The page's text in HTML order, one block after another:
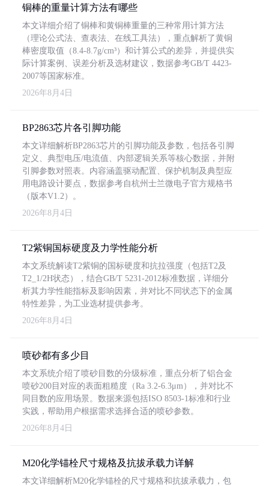
铜棒的重量计算方法有哪些
本文详细介绍了铜棒和黄铜棒重量的三种常用计算方法
（理论公式法、查表法、在线工具法），重点解析了黄铜
棒密度取值（8.4-8.7g/cm³）和计算公式的差异，并提供实
际计算案例、误差分析及选材建议，数据参考GB/T 4423-
2007等国家标准。
2026年8月4日
BP2863芯片各引脚功能
本文详细解析BP2863芯片的引脚功能及参数，包括各引脚
定义、典型电压/电流值、内部逻辑关系等核心数据，并附
引脚参数对照表。内容涵盖驱动配置、保护机制及典型应
用电路设计要点，数据参考自杭州士兰微电子官方规格书
（版本V1.2）。
2026年8月4日
T2紫铜国标硬度及力学性能分析
本文系统解读T2紫铜的国标硬度和抗拉强度（包括T2及
T2_1/2H状态），结合GB/T 5231-2012标准数据，详细分
析其力学性能指标及影响因素，并对比不同状态下的金属
特性差异，为工业选材提供参考。
2026年8月4日
喷砂都有多少目
本文系统介绍了喷砂目数的分级标准，重点分析了铝合金
喷砂200目对应的表面粗糙度（Ra 3.2-6.3μm），并对比不
同目数的应用场景。数据来源包括ISO 8503-1标准和行业
实践，帮助用户根据需求选择合适的喷砂参数。
2026年8月4日
M20化学锚栓尺寸规格及抗拔承载力详解
本文详细解析M20化学锚栓的尺寸规格和抗拔承载力，包